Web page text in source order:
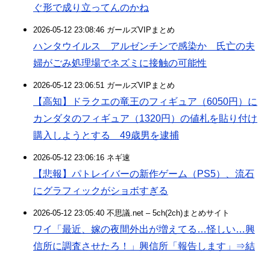
ぐ形で成り立ってんのかね
2026-05-12 23:08:46 ガールズVIPまとめ
ハンタウイルス アルゼンチンで感染か 氏亡の夫
婦がごみ処理場でネズミに接触の可能性
2026-05-12 23:06:51 ガールズVIPまとめ
【高知】ドラクエの竜王のフィギュア（6050円）に
カンダタのフィギュア（1320円）の値札を貼り付け
購入しようとする 49歳男を逮捕
2026-05-12 23:06:16 ネギ速
【悲報】パトレイバーの新作ゲーム（PS5）、流石
にグラフィックがショボすぎる
2026-05-12 23:05:40 不思議.net – 5ch(2ch)まとめサイト
ワイ「最近、嫁の夜間外出が増えてる…怪しい…興
信所に調査させたろ！」興信所「報告します」⇒結